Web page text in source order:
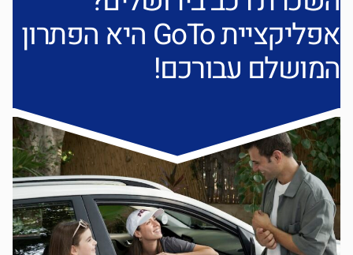
אפליקציית GoTo היא הפתרון
המושלם עבורכם!